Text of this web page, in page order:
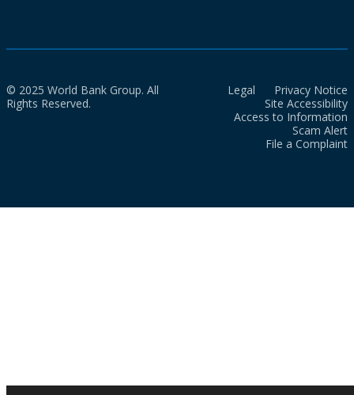
© 2025 World Bank Group. All
Rights Reserved.
Legal
Privacy Notice
Site Accessibility
Access to Information
Scam Alert
File a Complaint